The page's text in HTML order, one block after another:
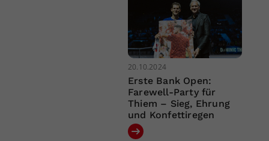
20.10.2024
Erste Bank Open:
Farewell-Party für
Thiem – Sieg, Ehrung
und Konfettiregen